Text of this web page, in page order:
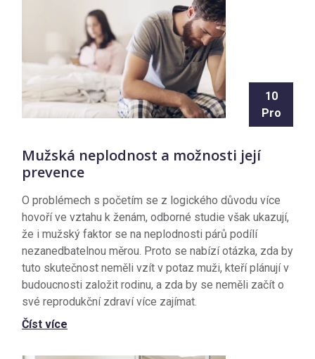
10
Pro
Mužská neplodnost a možnosti její
prevence
O problémech s početím se z logického důvodu více
hovoří ve vztahu k ženám, odborné studie však ukazují,
že i mužský faktor se na neplodnosti párů podílí
nezanedbatelnou měrou. Proto se nabízí otázka, zda by
tuto skutečnost neměli vzít v potaz muži, kteří plánují v
budoucnosti založit rodinu, a zda by se neměli začít o
své reprodukční zdraví více zajímat.
Číst více